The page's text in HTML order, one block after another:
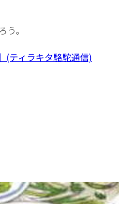
。
ティラキタ駱駝通信)